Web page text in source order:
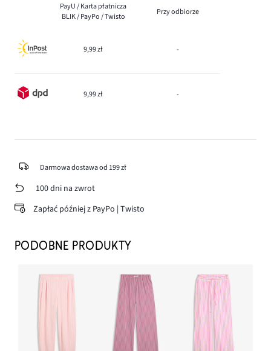
PayU / Karta płatnicza
BLIK / PayPo / Twisto
Przy odbiorze
9,99 zł -
9,99 zł -
Darmowa dostawa od 199 zł
100 dni na zwrot
Zapłać później z PayPo | Twisto
PODOBNE PRODUKTY